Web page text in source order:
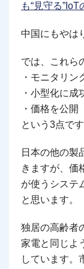
も“見守る
中国にもやは
では、これら
・モニタリン
・小型化に成
・価格を公開
という3点です
日本の他の製
きますが、価
が使うシステ
と思います。
独居の高齢者
家電と同じよ
しています。